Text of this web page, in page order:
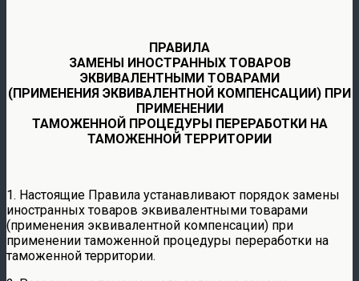
ПРАВИЛА
ЗАМЕНЫ ИНОСТРАННЫХ ТОВАРОВ
ЭКВИВАЛЕНТНЫМИ ТОВАРАМИ
(ПРИМЕНЕНИЯ ЭКВИВАЛЕНТНОЙ КОМПЕНСАЦИИ) ПРИ
ПРИМЕНЕНИИ
ТАМОЖЕННОЙ ПРОЦЕДУРЫ ПЕРЕРАБОТКИ НА
ТАМОЖЕННОЙ ТЕРРИТОРИИ
1. Настоящие Правила устанавливают порядок замены
иностранных товаров эквивалентными товарами
(применения эквивалентной компенсации) при
применении таможенной процедуры переработки на
таможенной территории.